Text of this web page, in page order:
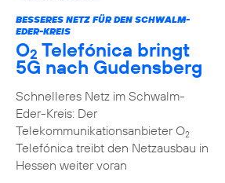
BESSERES NETZ FÜR DEN SCHWALM-
EDER-KREIS
O2 Telefónica bringt
5G nach Gudensberg
Schnelleres Netz im Schwalm-
Eder-Kreis: Der
Telekommunikationsanbieter O2
Telefónica treibt den Netzausbau in
Hessen weiter voran